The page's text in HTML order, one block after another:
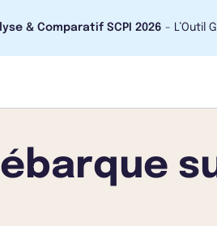
& Comparatif SCPI 2026 - L’Outil